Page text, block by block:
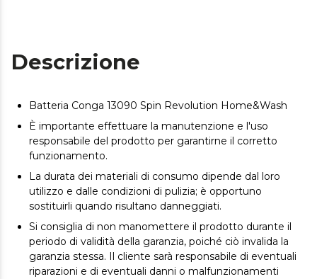
Descrizione
Batteria Conga 13090 Spin Revolution Home&Wash
È importante effettuare la manutenzione e l'uso
responsabile del prodotto per garantirne il corretto
funzionamento.
La durata dei materiali di consumo dipende dal loro
utilizzo e dalle condizioni di pulizia; è opportuno
sostituirli quando risultano danneggiati.
Si consiglia di non manomettere il prodotto durante il
periodo di validità della garanzia, poiché ciò invalida la
garanzia stessa. Il cliente sarà responsabile di eventuali
riparazioni e di eventuali danni o malfunzionamenti